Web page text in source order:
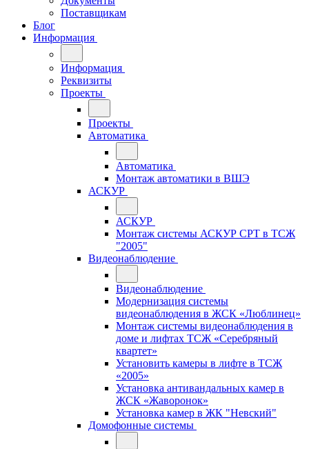
Поставщикам
Блог
Информация
Информация
Реквизиты
Проекты
Проекты
Автоматика
Автоматика
Монтаж автоматики в ВШЭ
АСКУР
АСКУР
Монтаж системы АСКУР СРТ в ТСЖ
"2005"
Видеонаблюдение
Видеонаблюдение
Модернизация системы
видеонаблюдения в ЖСК «Люблинец»
Монтаж системы видеонаблюдения в
доме и лифтах ТСЖ «Серебряный
квартет»
Установить камеры в лифте в ТСЖ
«2005»
Установка антивандальных камер в
ЖСК «Жаворонок»
Установка камер в ЖК "Невский"
Домофонные системы